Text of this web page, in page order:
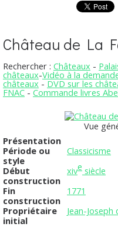
Château de La
Rechercher : Châteaux -
châteaux-Vidéo à la
châteaux - DVD sur les
FNAC - Commande livres
Vue
Présentation
Période ou
style
Classicisme
Début
construction
xive siècle
Fin
construction
1771
Propriétaire
initial
Jean-